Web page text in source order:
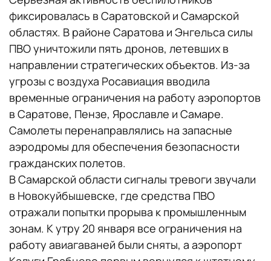
фиксировалась в Саратовской и Самарской
областях. В районе Саратова и Энгельса силы
ПВО уничтожили пять дронов, летевших в
направлении стратегических объектов. Из-за
угрозы с воздуха Росавиация вводила
временные ограничения на работу аэропортов
в Саратове, Пензе, Ярославле и Самаре.
Самолеты перенаправлялись на запасные
аэродромы для обеспечения безопасности
гражданских полетов.
В Самарской области сигналы тревоги звучали
в Новокуйбышевске, где средства ПВО
отражали попытки прорыва к промышленным
зонам. К утру 20 января все ограничения на
работу авиагаваней были сняты, а аэропорт